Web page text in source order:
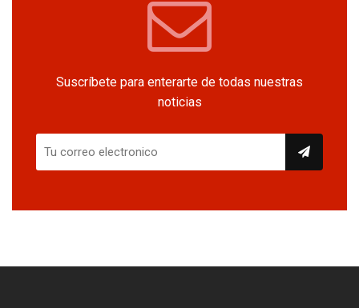
Suscríbete para enterarte de todas nuestras
noticias